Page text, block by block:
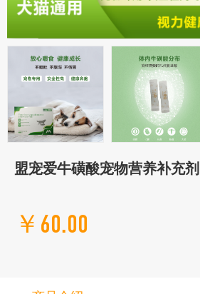
盟宠爱牛磺酸宠物营养补充剂
￥60.00